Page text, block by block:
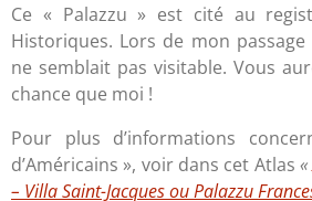
Ce « Palazzu » est cité au
Historiques. Lors de mon
ne semblait pas visitable. Vous
chance que moi !
Pour plus d’informations
d’Américains », voir dans cet Atlas «
– Villa Saint-Jacques ou Palazzu